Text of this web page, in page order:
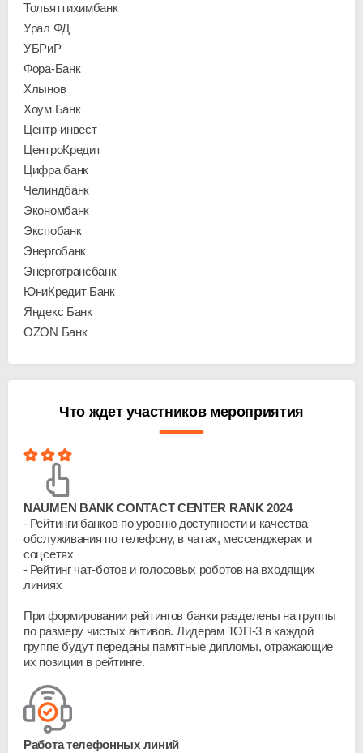
Тольяттихимбанк
Урал ФД
УБРиР
Фора-Банк
Хлынов
Хоум Банк
Центр-инвест
ЦентроКредит
Цифра банк
Челиндбанк
Экономбанк
Экспобанк
Энергобанк
Энерготрансбанк
ЮниКредит Банк
Яндекс Банк
OZON Банк
Что ждет участников мероприятия
NAUMEN BANK CONTACT CENTER RANK 2024
Рейтинги банков по уровню доступности и качества
обслуживания по телефону, в чатах, мессенджерах и
соцсетях
Рейтинг чат-ботови голосовых роботов на входящих
линиях
При формировании рейтингов банки разделены на группы
по размеру чистых активов. Лидерам ТОП-3 в каждой
группе будут переданы памятные дипломы, отражающие
их позиции в рейтинге.
Работа телефонных линий